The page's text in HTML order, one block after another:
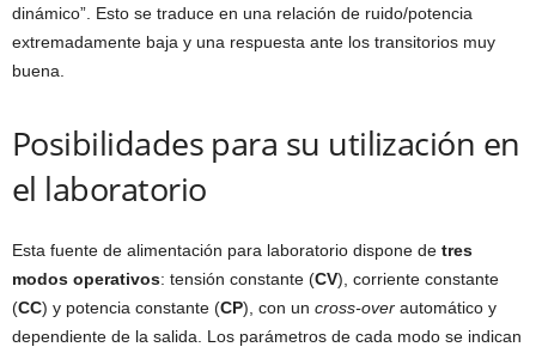
dinámico”. Esto se traduce en una relación de ruido/potencia
extremadamente baja y una respuesta ante los transitorios muy
buena.
Posibilidades para su utilización en
el laboratorio
Esta fuente de alimentación para laboratorio dispone de tres
modos operativos: tensión constante (CV), corriente constante
(CC) y potencia constante (CP), con un cross-over automático y
dependiente de la salida. Los parámetros de cada modo se indican